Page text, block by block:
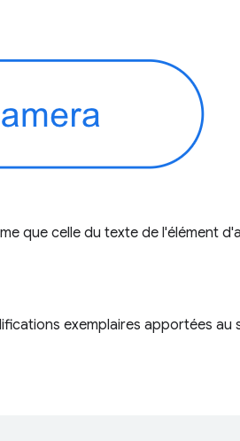
que celle du texte de l'élément
exemplaires apportées au